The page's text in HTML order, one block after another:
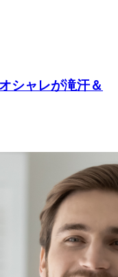
シャレが滝汗＆